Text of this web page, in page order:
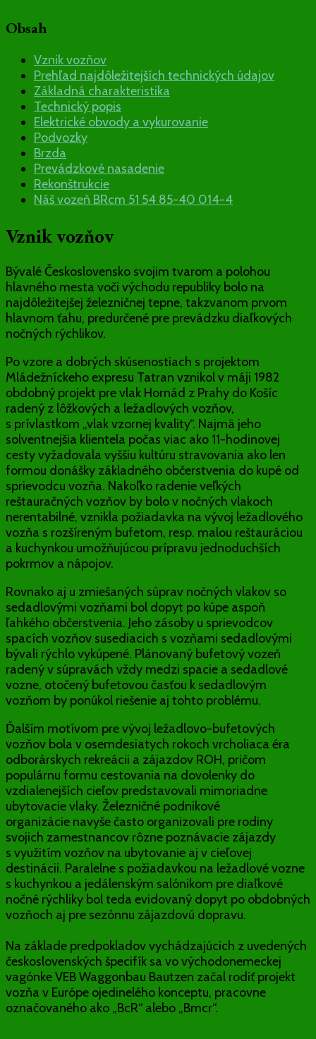
Obsah
Vznik vozňov
Prehľad najdôležitejších technických údajov
Základná charakteristika
Technický popis
Elektrické obvody a vykurovanie
Podvozky
Brzda
Prevádzkové nasadenie
Rekonštrukcie
Náš vozeň BRcm 51 54 85-40 014-4
Vznik vozňov
Bývalé Československo svojim tvarom a polohou
hlavného mesta voči východu republiky bolo na
najdôležitejšej železničnej tepne, takzvanom prvom
hlavnom ťahu, predurčené pre prevádzku diaľkových
nočných rýchlikov.
Po vzore a dobrých skúsenostiach s projektom
Mládežníckeho expresu Tatran vznikol v máji 1982
obdobný projekt pre vlak Hornád z Prahy do Košíc
radený z lôžkových a ležadlových vozňov,
s prívlastkom „vlak vzornej kvality“. Najmä jeho
solventnejšia klientela počas viac ako 11-hodinovej
cesty vyžadovala vyššiu kultúru stravovania ako len
formou donášky základného občerstvenia do kupé od
sprievodcu vozňa. Nakoľko radenie veľkých
reštauračných vozňov by bolo v nočných vlakoch
nerentabilné, vznikla požiadavka na vývoj ležadlového
vozňa s rozšíreným bufetom, resp. malou reštauráciou
a kuchynkou umožňujúcou prípravu jednoduchších
pokrmov a nápojov.
Rovnako aj u zmiešaných súprav nočných vlakov so
sedadlovými vozňami bol dopyt po kúpe aspoň
ľahkého občerstvenia. Jeho zásoby u sprievodcov
spacích vozňov susediacich s vozňami sedadlovými
bývali rýchlo vykúpené. Plánovaný bufetový vozeň
radený v súpravách vždy medzi spacie a sedadlové
vozne, otočený bufetovou časťou k sedadlovým
vozňom by ponúkol riešenie aj tohto problému.
Ďalším motívom pre vývoj ležadlovo-bufetových
vozňov bola v osemdesiatych rokoch vrcholiaca éra
odborárskych rekreácii a zájazdov ROH, pričom
populárnu formu cestovania na dovolenky do
vzdialenejších cieľov predstavovali mimoriadne
ubytovacie vlaky. Železničné podnikové
organizácie navyše často organizovali pre rodiny
svojich zamestnancov rôzne poznávacie zájazdy
s využitím vozňov na ubytovanie aj v cieľovej
destinácii. Paralelne s požiadavkou na ležadlové vozne
s kuchynkou a jedálenským salónikom pre diaľkové
nočné rýchliky bol teda evidovaný dopyt po obdobných
vozňoch aj pre sezónnu zájazdovú dopravu.
Na základe predpokladov vychádzajúcich z uvedených
československých špecifík sa vo východonemeckej
vagónke VEB Waggonbau Bautzen začal rodiť projekt
vozňa v Európe ojedinelého konceptu, pracovne
označovaného ako „BcR“ alebo „Bmcr“.